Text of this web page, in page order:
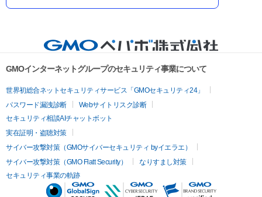
GMOインターネットグループのセキュリティ事業について
世界初総合ネットセキュリティサービス「GMOセキュリティ24」
パスワード漏洩診断
Webサイトリスク診断
セキュリティ相談AIチャットボット
実在証明・盗聴対策
サイバー攻撃対策（GMOサイバーセキュリティ byイエラエ）
サイバー攻撃対策（GMO Flatt Security）
なりすまし対策
セキュリティ事業の軌跡